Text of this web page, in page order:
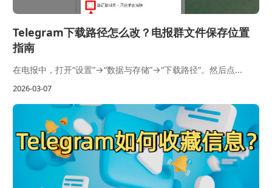
Telegram下载路径怎么改？电报群文件保存位置
指南
在电报中，打开“设置”→“数据与存储”→“下载路径”。然后点...
2026-03-07